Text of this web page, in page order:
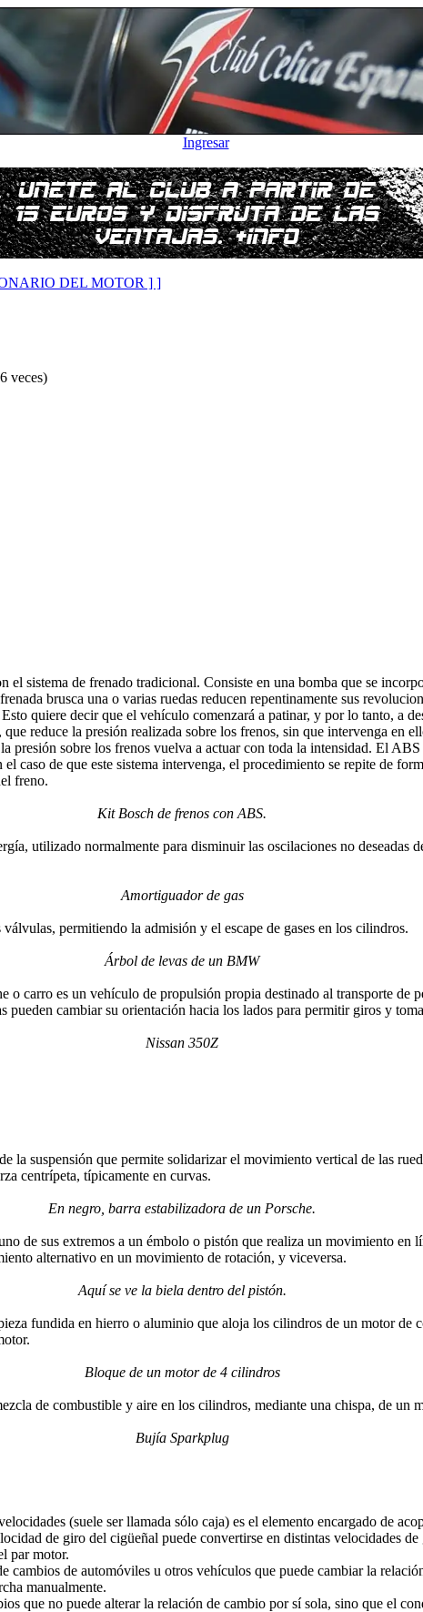
Ingresar
DEL MOTOR ] ]
veces)
el sistema de frenado tradicional. Consiste en una bomba que se
brusca una o varias ruedas reducen repentinamente sus
quiere decir que el vehículo comenzará a patinar, y por lo tanto, a
reduce la presión realizada sobre los frenos, sin que intervenga en
presión sobre los frenos vuelva a actuar con toda la intensidad. El
caso de que este sistema intervenga, el procedimiento se repite de
freno.
Kit Bosch de frenos con ABS.
utilizado normalmente para disminuir las oscilaciones no deseadas
Amortiguador de gas
permitiendo la admisión y el escape de gases en los cilindros.
Árbol de levas de un BMW
carro es un vehículo de propulsión propia destinado al transporte de
pueden cambiar su orientación hacia los lados para permitir giros y
Nissan 350Z
la suspensión que permite solidarizar el movimiento vertical de las
centrípeta, típicamente en curvas.
En negro, barra estabilizadora de un Porsche.
de sus extremos a un émbolo o pistón que realiza un movimiento
alternativo en un movimiento de rotación, y viceversa.
Aquí se ve la biela dentro del pistón.
fundida en hierro o aluminio que aloja los cilindros de un motor de
Bloque de un motor de 4 cilindros
de combustible y aire en los cilindros, mediante una chispa, de un
Bujía Sparkplug
(suele ser llamada sólo caja) es el elemento encargado de
de giro del cigüeñal puede convertirse en distintas velocidades
par motor.
cambios de automóviles u otros vehículos que puede cambiar la
manualmente.
que no puede alterar la relación de cambio por sí sola, sino que el